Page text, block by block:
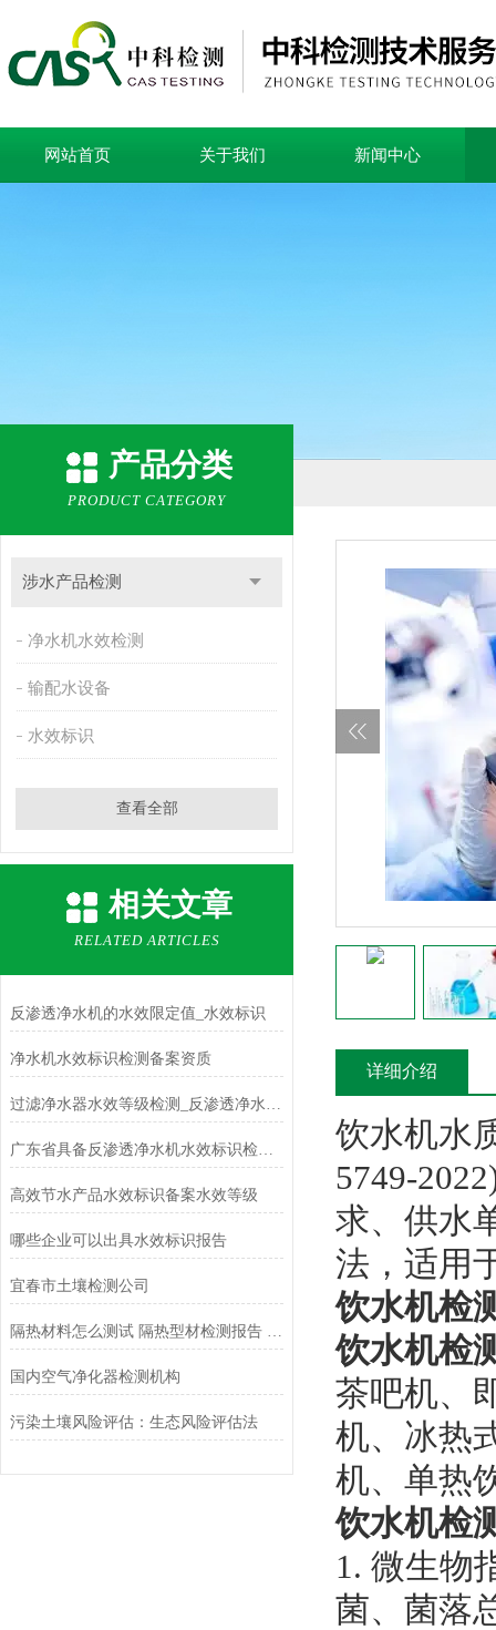
网站首页 关于我们 新闻中心
产品分类
PRODUCT CATEGORY
涉水产品检测
净水机水效检测
输配水设备
水效标识
查看全部
相关文章
RELATED ARTICLES
反渗透净水机的水效限定值_水效标识
净水机水效标识检测备案资质
过滤净水器水效等级检测_反渗透净水机水效标识检测资质
广东省具备反渗透净水机水效标识检测授权机构
高效节水产品水效标识备案水效等级
哪些企业可以出具水效标识报告
宜春市土壤检测公司
隔热材料怎么测试 隔热型材检测报告 隔热材料检测方法及检测标准
国内空气净化器检测机构
污染土壤风险评估：生态风险评估法
详细介绍
饮水机水
5749-
求、供水
法，适用
饮水机检
饮水机检
茶吧机、
机、冰热
机、单热
饮水机检
1. 微生物
菌、菌落